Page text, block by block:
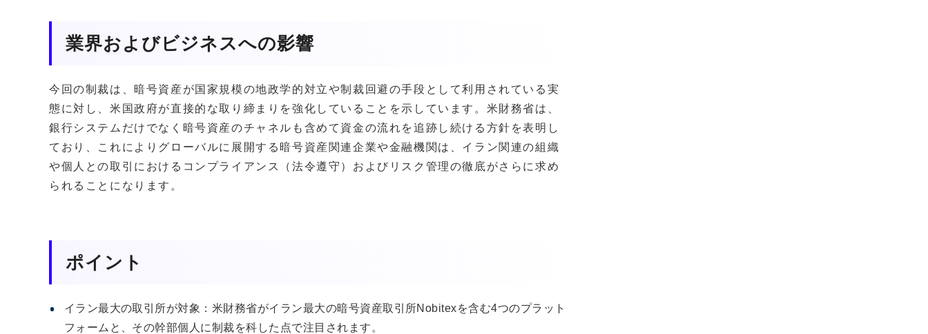
業界およびビジネスへの影響
今回の制裁は、暗号資産が国家規模の地政学的対立や制裁回避の手段として利用されている実
態に対し、米国政府が直接的な取り締まりを強化していることを示しています。米財務省は、
銀行システムだけでなく暗号資産のチャネルも含めて資金の流れを追跡し続ける方針を表明し
ており、これによりグローバルに展開する暗号資産関連企業や金融機関は、イラン関連の組織
や個人との取引におけるコンプライアンス（法令遵守）およびリスク管理の徹底がさらに求め
られることになります。
ポイント
イラン最大の取引所が対象：米財務省がイラン最大の暗号資産取引所Nobitexを含む4つのプラット
フォームと、その幹部個人に制裁を科した点で注目されます。